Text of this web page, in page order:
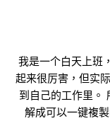
我是一个白天上班
起来很厉害，但实
到自己的工作里。
解成可以一键複